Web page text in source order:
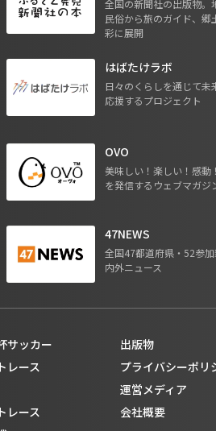
全国の新聞社の出版物。
民俗から旅のガイド、郷
彩に展開
はばたけラボ
日々のくらしを通じて未
応援するプロジェクト
OVO
美味しい！楽しい！感
を発信するウェブマガジ
47NEWS
全国47都道府県・52参
内外ニュース
サッカー
レース
レース
出版物
プライバシーポリ
運営メディア
会社概要